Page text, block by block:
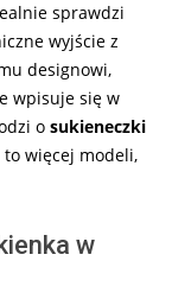
sprawdzi
wyjście z
designowi,
wpisuje się w
o sukieneczki
to więcej modeli,
w